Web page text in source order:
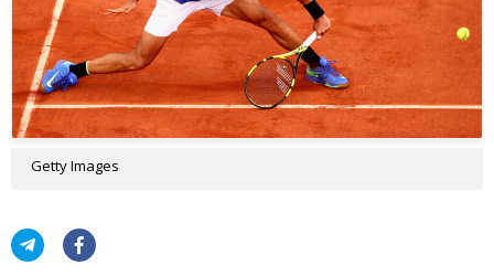
Getty Images